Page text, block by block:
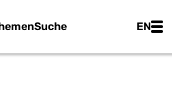
Suche EN